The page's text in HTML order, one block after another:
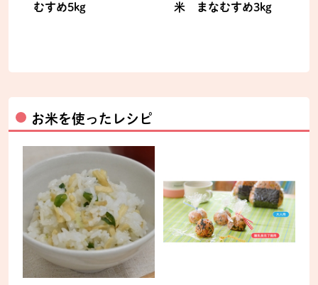
むすめ5kg
米 まなむすめ3kg
お米を使ったレシピ